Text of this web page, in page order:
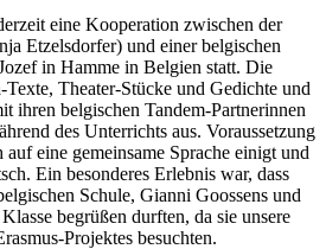
eine Kooperation zwischen der
Etzelsdorfer) und einer belgischen
in Hamme in Belgien statt. Die
Theater-Stücke und Gedichte und
ihren belgischen Tandem-Partnerinnen
des Unterrichts aus. Voraussetzung
eine gemeinsame Sprache einigt und
Ein besonderes Erlebnis war, dass
Schule, Gianni Goossens und
begrüßen durften, da sie unsere
Projektes besuchten.